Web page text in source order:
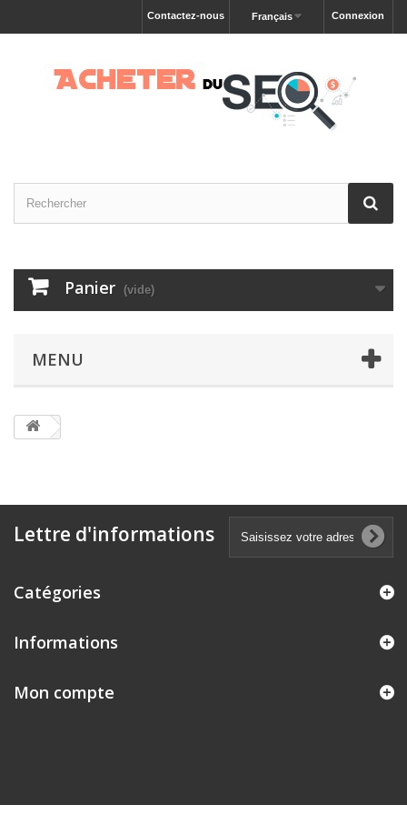
Connexion
Français
Contactez-nous
Panier (vide)
MENU
Lettre d'informations
Catégories
Informations
Mon compte